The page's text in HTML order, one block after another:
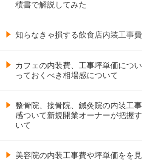
積書で解説してみた
知らなきゃ損する飲食店内装工事
カフェの内装費、工事坪単価につ
っておくべき相場感について
整骨院、接骨院、鍼灸院の内装工
感ついて新規開業オーナーが把握
いて
美容院の内装工事費や坪単価をを